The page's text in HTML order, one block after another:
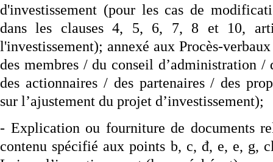
d'investissement (pour les cas de
dans les clauses 4, 5, 6, 7, 8 et 10,
l'investissement); annexé aux Procès-
des membres / du conseil d’administration /
des actionnaires / des partenaires / des
sur l’ajustement du projet d’investissement);
- Explication ou fourniture de documents
contenu spécifié aux points b, c, đ, e, e, g,